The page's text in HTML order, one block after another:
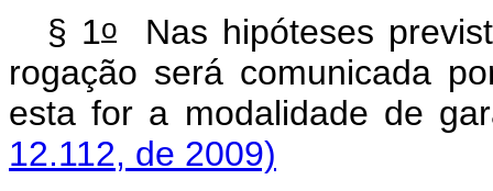
§ 1o
Nas hipóteses
rogação será comunicada
esta for a modalidade de
12.112, de 2009)